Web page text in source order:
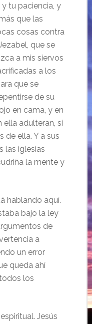
y tu paciencia, y
que las
cosas contra
que se
a mis siervos
a los
que se
de su
en cama, y en
ella adulteran, si
de ella. Y a sus
las iglesias
la mente y
hablando aquí.
bajo la ley
de
a
un error
queda ahí
los
Jesús